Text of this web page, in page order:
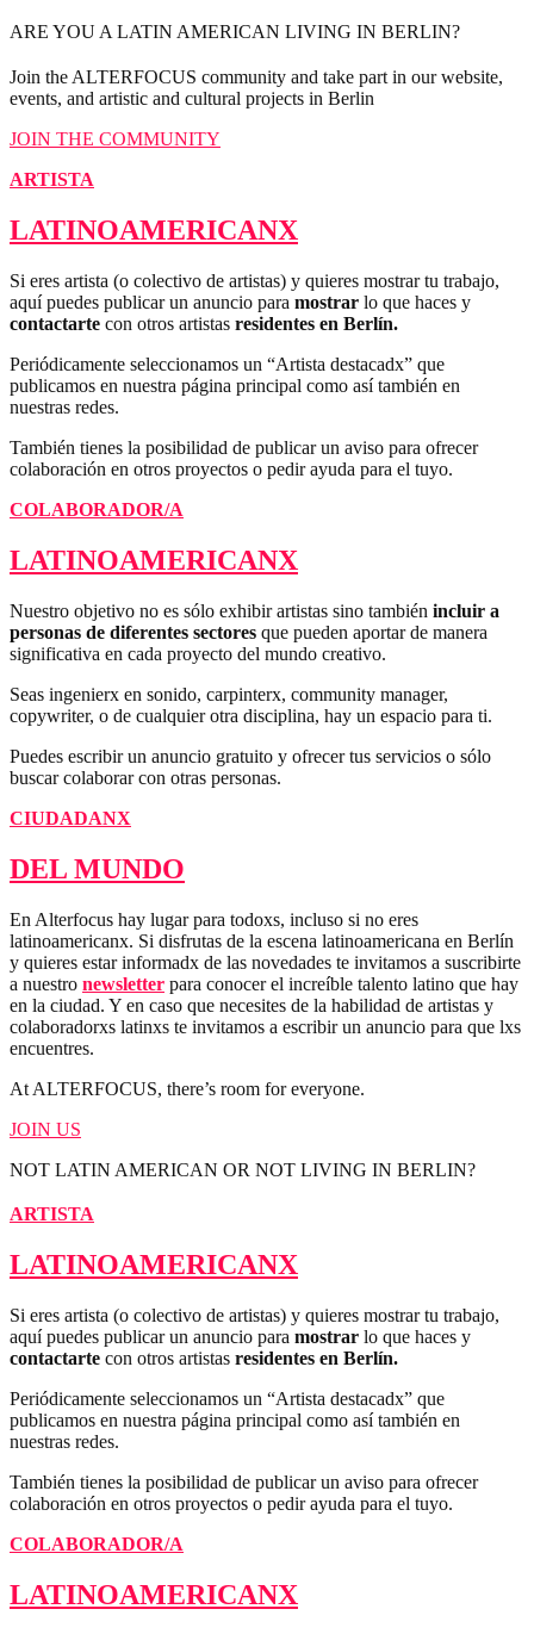
ARE YOU A LATIN AMERICAN LIVING IN BERLIN?
Join the ALTERFOCUS community and take part in our website,
events, and artistic and cultural projects in Berlin
JOIN THE COMMUNITY
ARTISTA
LATINOAMERICANX
Si eres artista (o colectivo de artistas) y quieres mostrar tu trabajo,
aquí puedes publicar un anuncio para mostrar lo que haces y
contactarte con otros artistas residentes en Berlín.
Periódicamente seleccionamos un “Artista destacadx” que
publicamos en nuestra página principal como así también en
nuestras redes.
También tienes la posibilidad de publicar un aviso para ofrecer
colaboración en otros proyectos o pedir ayuda para el tuyo.
COLABORADOR/A
LATINOAMERICANX
Nuestro objetivo no es sólo exhibir artistas sino también incluir a
personas de diferentes sectores que pueden aportar de manera
significativa en cada proyecto del mundo creativo.
Seas ingenierx en sonido, carpinterx, community manager,
copywriter, o de cualquier otra disciplina, hay un espacio para ti.
Puedes escribir un anuncio gratuito y ofrecer tus servicios o sólo
buscar colaborar con otras personas.
CIUDADANX
DEL MUNDO
En Alterfocus hay lugar para todoxs, incluso si no eres
latinoamericanx. Si disfrutas de la escena latinoamericana en Berlín
y quieres estar informadx de las novedades te invitamos a suscribirte
a nuestro newsletter para conocer el increíble talento latino que hay
en la ciudad. Y en caso que necesites de la habilidad de artistas y
colaboradorxs latinxs te invitamos a escribir un anuncio para que lxs
encuentres.
At ALTERFOCUS, there’s room for everyone.
JOIN US
NOT LATIN AMERICAN OR NOT LIVING IN BERLIN?
ARTISTA
LATINOAMERICANX
Si eres artista (o colectivo de artistas) y quieres mostrar tu trabajo,
aquí puedes publicar un anuncio para mostrar lo que haces y
contactarte con otros artistas residentes en Berlín.
Periódicamente seleccionamos un “Artista destacadx” que
publicamos en nuestra página principal como así también en
nuestras redes.
También tienes la posibilidad de publicar un aviso para ofrecer
colaboración en otros proyectos o pedir ayuda para el tuyo.
COLABORADOR/A
LATINOAMERICANX